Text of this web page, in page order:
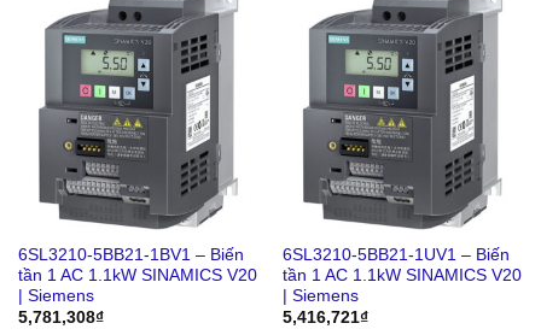
6SL3210-5BB21-1BV1 – Biến
tần 1 AC 1.1kW SINAMICS V20
| Siemens
5,781,308₫
6SL3210-5BB21-1UV1 – Biến
tần 1 AC 1.1kW SINAMICS V20
| Siemens
5,416,721₫